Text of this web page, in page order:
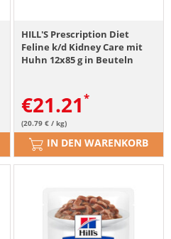
HILL'S Prescription Diet
Feline k/d Kidney Care mit
Huhn 12x85 g in Beuteln
€21.21
(20.79 € / kg)
IN DEN WARENKORB